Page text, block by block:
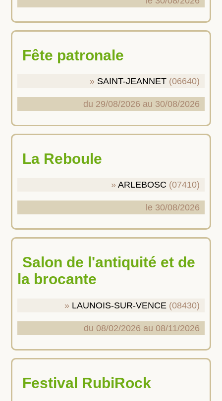
Fête patronale
SAINT-JEANNET (06640)
du 29/08/2026 au 30/08/2026
La Reboule
ARLEBOSC (07410)
le 30/08/2026
Salon de l'antiquité et de
la brocante
LAUNOIS-SUR-VENCE (08430)
du 08/02/2026 au 08/11/2026
Festival RubiRock